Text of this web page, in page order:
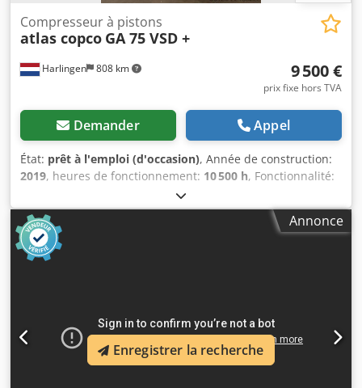
Harlingen 808 km
Compresseur à pistons
atlas copco GA 75 VSD +
9 500 €
prix fixe hors TVA
Demander Appel
État: prêt à l'emploi (d'occasion), Année de construction:
2019, heures de fonctionnement: 10 500 h, Fonctionnalité:
, poids total:
75 kW (101,97 ch), débit volumique:476 m³/h, pression
(max.):13 barre
, Équipement:
Plaque signalétique disponible, documentation / manuel
Compresseur à vis en excellent état, parfaitement
Annonce
Enregistrer la recherche